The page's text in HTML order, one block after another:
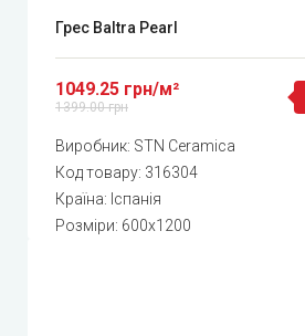
Грес Baltra Pearl
1049.25 грн/м²
1399.00 грн
Виробник: STN Ceramica
Код товару: 316304
Країна: Іспанія
Розміри: 600x1200